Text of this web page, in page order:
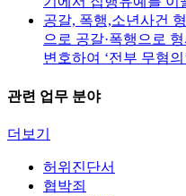
공갈, 폭행,소년사건
으로 공갈·폭행으로
변호하여 ‘전부 무혐
관련 업무 분야
더보기
허위진단서
협박죄